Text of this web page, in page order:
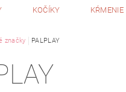
KOČÍKY KŔMENIE
značky PALPLAY